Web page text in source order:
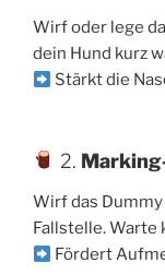
Wirf oder lege
dein Hund kurz
Stärkt die
2.
Wirf das
Fallstelle. Warte
Fördert